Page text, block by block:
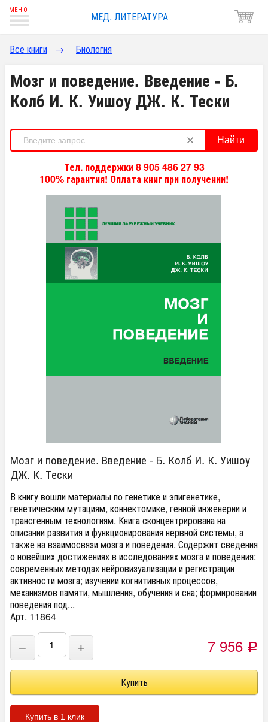
МЕД. ЛИТЕРАТУРА
Все книги → Биология
Мозг и поведение. Введение - Б.
Колб И. К. Уишоу ДЖ. К. Тески
Найти
Тел. поддержки 8 905 486 27 93
100% гарантия! Оплата книг при получении!
Мозг и поведение. Введение - Б. Колб И. К. Уишоу
ДЖ. К. Тески
В книгу вошли материалы по генетике и эпигенетике,
генетическим мутациям, коннектомике, генной инженерии и
трансгенным технологиям. Книга сконцентрирована на
описании развития и функционирования нервной системы, а
также на взаимосвязи мозга и поведения. Содержит сведения
о новейших достижениях в исследованиях мозга и поведения:
современных методах нейровизуализации и регистрации
активности мозга; изучении когнитивных процессов,
механизмов памяти, мышления, обучения и сна; формировании
поведения под...
Арт. 11864
− + 7 956 Р
Купить в 1 клик